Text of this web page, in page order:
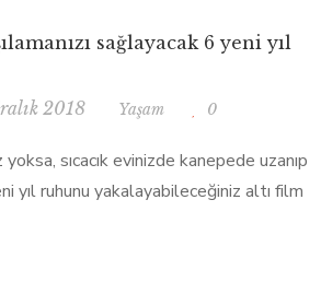
sağlayacak 6 yeni yıl
2018 Yaşam 0
yoksa, sıcacık evinizde kanepede uzanıp
yıl ruhunu yakalayabileceğiniz altı film